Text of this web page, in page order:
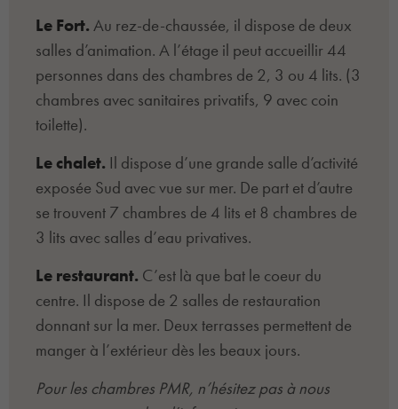
Le Fort.Au rez-de-chaussée, il dispose de deux
salles d’animation. A l’étage il peut accueillir 44
personnes dans des chambres de 2, 3 ou 4 lits. (3
chambres avec sanitaires privatifs, 9 avec coin
toilette).
Le chalet. Il dispose d’une grande salle d’activité
exposée Sud avec vue sur mer. De part et d’autre
se trouvent 7 chambres de 4 lits et 8 chambres de
3 lits avec salles d’eau privatives.
Le restaurant. C’est là que bat le coeur du
centre. Il dispose de 2 salles de restauration
donnant sur la mer. Deux terrasses permettent de
manger à l’extérieur dès les beaux jours.
Pour les chambres PMR, n’hésitez pas à nous